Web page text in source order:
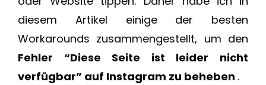
diesem Artikel einige der besten
Workarounds zusammengestellt, um den
Fehler “Diese Seite ist leider nicht
verfügbar” auf Instagram zu beheben .